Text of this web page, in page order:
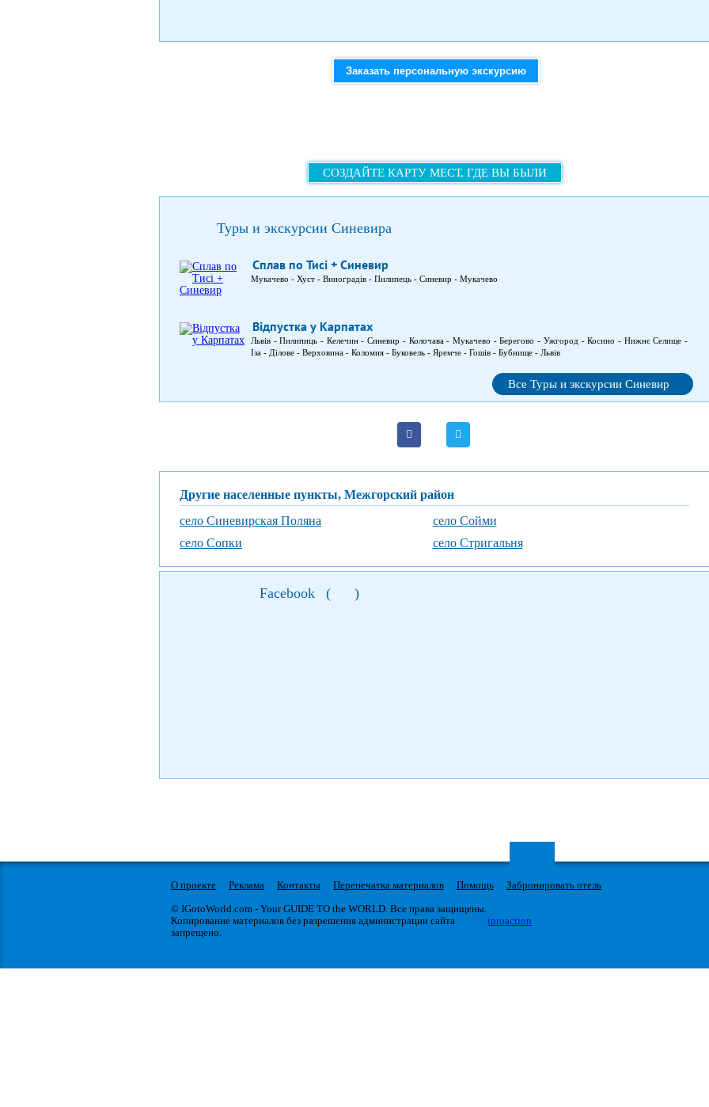
Заказать персональную экскурсию
СОЗДАЙТЕ КАРТУ МЕСТ, ГДЕ ВЫ БЫЛИ
Туры и экскурсии Синевира
Сплав по Тисі + Синевир
Мукачево - Хуст - Виноградів - Пилипець - Синевир - Мукачево
Відпустка у Карпатах
Львів - Пилипиць - Келечин - Синевир - Колочава - Мукачево - Берегово - Ужгород - Косино - Нижнє Селище -
Іза - Ділове - Верховина - Коломия - Буковель - Яремче - Гошів - Бубнище - Львів
Все Туры и экскурсии Синевир
Другие населенные пункты, Межгорский район
село Синевирская Поляна
село Сойми
село Сопки
село Стригальня
Facebook ( )
О проекте Реклама Контакты Перепечатка материалов Помощь
Забронировать отель
© IGotoWorld.com - Your GUIDE TO the WORLD. Все права защищены.
Копирование материалов без разрешения администрации сайта
запрещено.
iproaction